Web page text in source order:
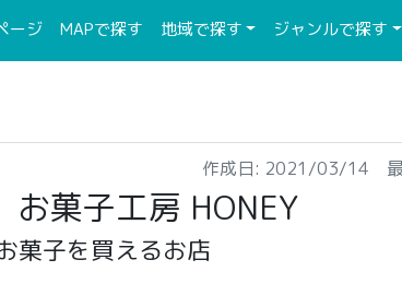
ージ(current)
MAPで探す(current)
地域で探す ジャンルで探す
作成日: 2021/03/14
お菓子工房 HONEY
菓子を買えるお店